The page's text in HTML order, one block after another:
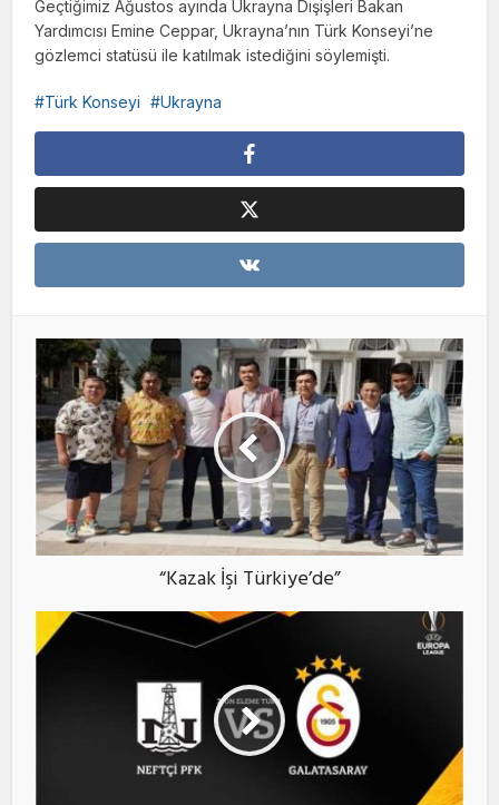
Geçtiğimiz Ağustos ayında Ukrayna Dışişleri Bakan
Yardımcısı Emine Ceppar, Ukrayna’nın Türk Konseyi’ne
gözlemci statüsü ile katılmak istediğini söylemişti.
Türk Konseyi Ukrayna
“Kazak İşi Türkiye’de”